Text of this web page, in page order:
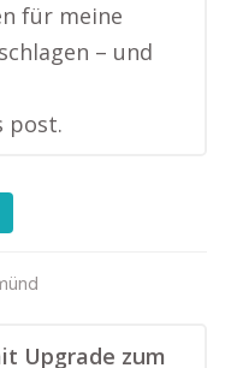
für meine
– und
post.
Upgrade zum